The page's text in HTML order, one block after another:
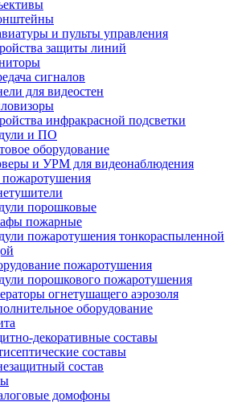
и пульты управления
защиты линий
сигналов
для видеостен
инфракрасной подсветки
и ПО
оборудование
и УРМ для видеонаблюдения
пожаротушения
порошковые
пожарные
пожаротушения тонкораспыленной
пожаротушения
порошкового пожаротушения
огнетушащего аэрозоля
оборудование
декоративные составы
составы
состав
домофоны